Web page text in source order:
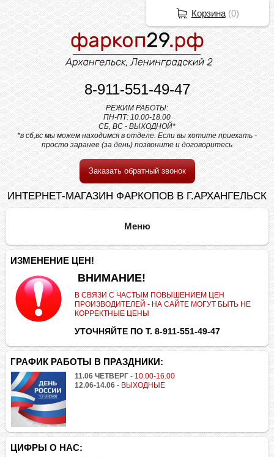
8-911-551-49-47
РЕЖИМ РАБОТЫ:
ПН-ПТ: 10.00-18.00
СБ, ВС - ВЫХОДНОЙ*
*в сб,вс мы можем находимся в отделе. Если вы хотите приехать -
просто заранее (за день) позвоните и договоритесь
Заказать обратный звонок
ИНТЕРНЕТ-МАГАЗИН ФАРКОПОВ В Г.АРХАНГЕЛЬСК
ИЗМЕНЕНИЕ ЦЕН!
ВНИМАНИЕ!
В СВЯЗИ С ЧАСТЫМ ПОВЫШЕНИЕМ ЦЕН
ПРОИЗВОДИТЕЛЕЙ - НА САЙТЕ МОГУТ БЫТЬ НЕ
КОРРЕКТНЫЕ ЦЕНЫ
УТОЧНЯЙТЕ ПО Т. 8-911-551-49-47
ГРАФИК РАБОТЫ В ПРАЗДНИКИ:
11.06 ЧЕТВЕРГ - 10.00-16.00
12.06-14.06 - ВЫХОДНЫЕ
ЦИФРЫ О НАС:
Корзина(0)